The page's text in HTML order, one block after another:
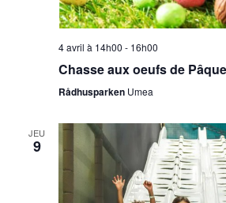
4 avril à 14h00 - 16h00
Chasse aux oeufs de
Rådhusparken Umea
JEU
9